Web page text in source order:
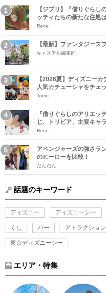
【ジブリ】『借りぐらし
ッティたちの新たな住処
Rene
【最新】ファンタジース
キャステル編集部
【2026夏】ディズニー
人気カチューシャをチェ
Tomo
『借りぐらしのアリエッ
じ、トリビア、主要キャ
Rene
アベンジャーズの強さラ
のヒーローを比較！
だんだん
話題のキーワード
ディズニー ディズニーシー
くし バー アトラクション
東京ディズニーシー
エリア・特集